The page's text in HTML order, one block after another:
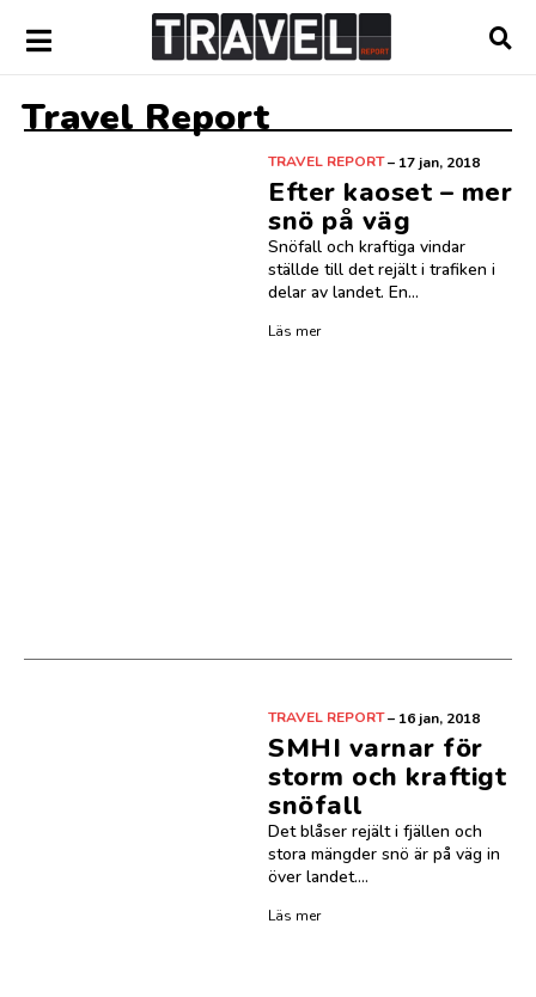
Travel Report
TRAVEL REPORT– 17 jan, 2018
Efter kaoset – mer
snö på väg
Snöfall och kraftiga vindar
ställde till det rejält i trafiken i
delar av landet. En...
Läs mer
TRAVEL REPORT– 16 jan, 2018
SMHI varnar för
storm och kraftigt
snöfall
Det blåser rejält i fjällen och
stora mängder snö är på väg in
över landet....
Läs mer